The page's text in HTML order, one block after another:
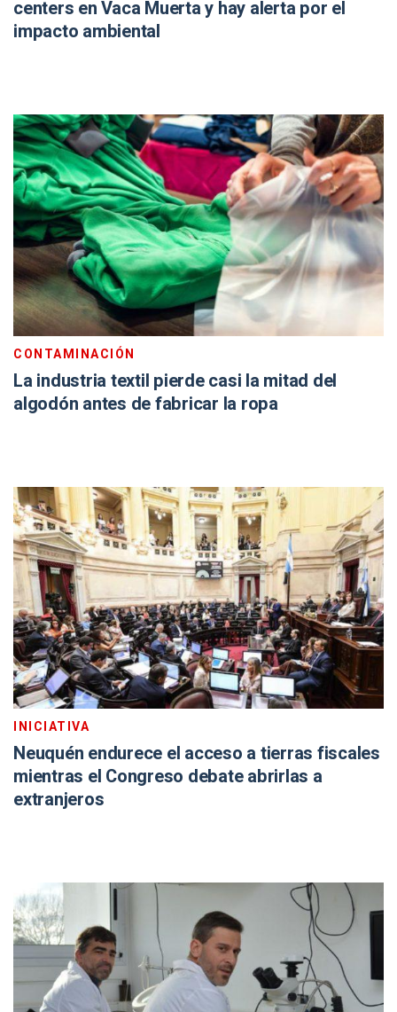
centers en Vaca Muerta y hay alerta por el
impacto ambiental
CONTAMINACIÓN
La industria textil pierde casi la mitad del
algodón antes de fabricar la ropa
INICIATIVA
Neuquén endurece el acceso a tierras fiscales
mientras el Congreso debate abrirlas a
extranjeros